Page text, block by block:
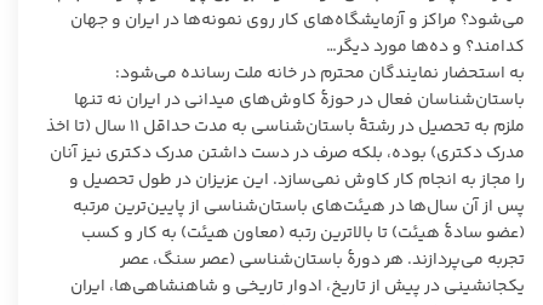
می‌شود؟ مراکز و آزمایشگاه‌های کار روی نمونه‌ها در ایران و جهان
کدامند؟ و ده‌ها مورد دیگر…
به استحضار نمایندگان محترم در خانه ملت رسانده می‌شود:
باستان‌شناسان فعال در حوزۀ کاوش‌های میدانی در ایران نه تنها
ملزم به تحصیل در رشتۀ باستان‌شناسی به مدت حداقل ۱۱ سال (تا اخذ
مدرک دکتری) بوده، بلکه صرف در دست داشتن مدرک دکتری نیز آنان
را مجاز به انجام کار کاوش نمی‌سازد. این عزیزان در طول تحصیل و
پس از آن سال‌ها در هیئت‌های باستان‌شناسی از پایین‌ترین مرتبه
(عضو سادۀ هیئت) تا بالاترین رتبه (معاون هیئت) به کار و کسب
تجربه می‌پردازند. هر دورۀ باستان‌شناسی (عصر سنگ، عصر
یکجانشینی در پیش از تاریخ، ادوار تاریخی و شاهنشاهی‌ها، ایران